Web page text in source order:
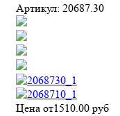
Артикул: 20687.30
Цена от1510.00 руб